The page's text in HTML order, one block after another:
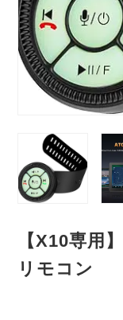
【X10専用
リモコン